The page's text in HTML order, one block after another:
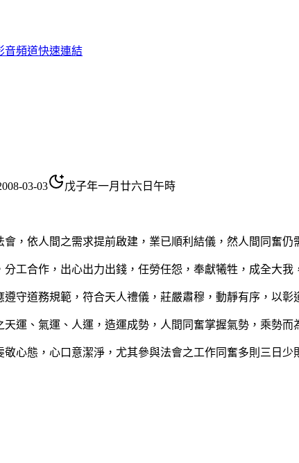
音頻道快速連結
03-03 戊子年一月廿六日午時
依人間之需求提前啟建，業已順利結儀，然人間同奮仍
合作，出心出力出錢，任勞任怨，奉獻犧牲，成全大我
道務規範，符合天人禮儀，莊嚴肅穆，動靜有序，以彰
、氣運、人運，造運成勢，人間同奮掌握氣勢，乘勢而
態，心口意潔淨，尤其參與法會之工作同奮多則三日少